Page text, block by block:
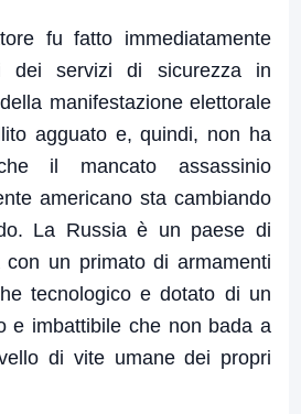
fu fatto immediatamente
dei servizi di sicurezza in
manifestazione elettorale
agguato e, quindi, non ha
il mancato assassinio
americano sta cambiando
La Russia è un paese di
con un primato di armamenti
tecnologico e dotato di un
e imbattibile che non bada a
di vite umane dei propri